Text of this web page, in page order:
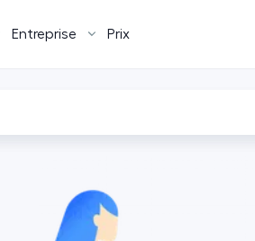
Entreprise Prix